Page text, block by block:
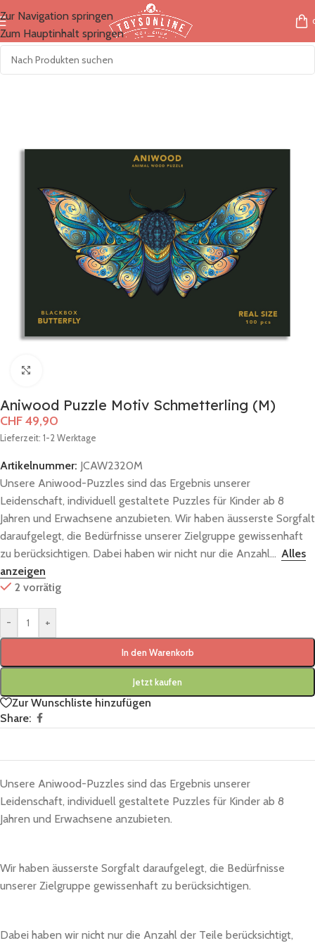
Zur Navigation springen
Zum Hauptinhalt springen
Start/Marken/Aniwood
Aniwood Puzzle Motiv Schmetterling (M)
CHF49,90
Lieferzeit: 1-2 Werktage
Artikelnummer: JCAW2320M
Unsere Aniwood-Puzzles sind das Ergebnis unserer
Leidenschaft, individuell gestaltete Puzzles für Kinder ab 8
Jahren und Erwachsene anzubieten. Wir haben äusserste Sorgfalt
daraufgelegt, die Bedürfnisse unserer Zielgruppe gewissenhaft
zu berücksichtigen. Dabei haben wir nicht nur die Anzahl... Alles
anzeigen
2 vorrätig
- +
In den Warenkorb
Jetzt kaufen
Zur Wunschliste hinzufügen
Share:
Unsere Aniwood-Puzzles sind das Ergebnis unserer
Leidenschaft, individuell gestaltete Puzzles für Kinder ab 8
Jahren und Erwachsene anzubieten.
Wir haben äusserste Sorgfalt daraufgelegt, die Bedürfnisse
unserer Zielgruppe gewissenhaft zu berücksichtigen.
Dabei haben wir nicht nur die Anzahl der Teile berücksichtigt,